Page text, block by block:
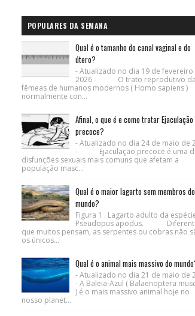
POPULARES DA SEMANA
Qual é o tamanho do canal vaginal e do
útero?
- Atualizado no dia 19 de fevereiro
2026 - O trato reprodutivo
fêmeas de humanos modernos ( Homo sapiens )
normalmente con...
Afinal, o que é e como tratar Ejaculação
precoce?
- Atualizado no dia 24 de maio de
- Ejaculação precoce é uma
disfunções sexuais mais comuns que afetam a
população masc...
Qual é o maior lagarto sem membros do
mundo?
Figura 1 . Lagarto adulto da
Pseudopus apodus.
que muitos pensam, as serpentes ou cobras não
os únicos...
Qual é o animal mais massivo do
- Atualizado no dia 21 de maio de
- A Baleia-Azul ( Balaenoptera
) é o mais massivo animal hoje no
nosso planet...